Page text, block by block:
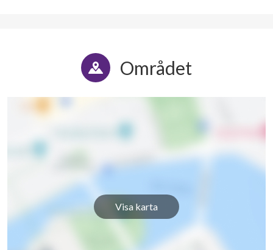
Området
Visa karta